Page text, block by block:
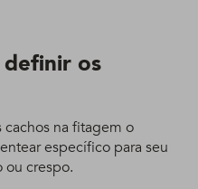
os
na fitagem o
específico para seu
ou crespo.